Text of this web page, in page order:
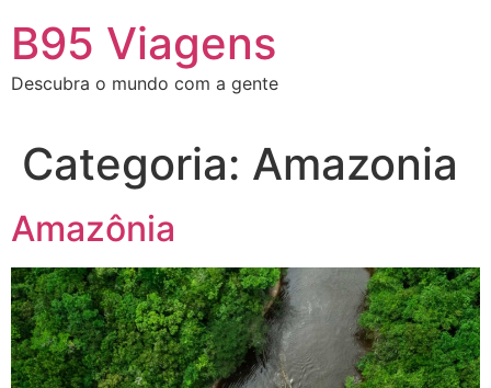
para
conteúdo
B95 Viagens
Descubra o mundo com a gente
Categoria: Amazonia
Amazônia